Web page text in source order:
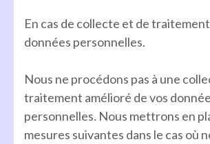
En cas de collecte et de
données personnelles.
Nous ne procédons pas à une
traitement amélioré de vos
personnelles. Nous mettrons en
mesures suivantes dans le cas où